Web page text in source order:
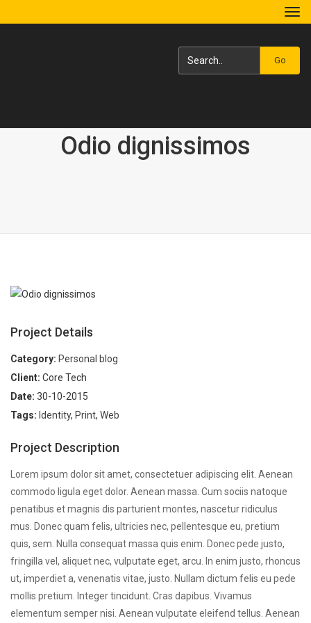
Go
Odio dignissimos
Project Details
Category: Personal blog
Client: Core Tech
Date: 30-10-2015
Tags: Identity, Print, Web
Project Description
Lorem ipsum dolor sit amet, consectetuer adipiscing elit. Aenean
commodo ligula eget dolor. Aenean massa. Cum sociis natoque
penatibus et magnis dis parturient montes, nascetur ridiculus
mus. Donec quam felis, ultricies nec, pellentesque eu, pretium
quis, sem. Nulla consequat massa quis enim. Donec pede justo,
fringilla vel, aliquet nec, vulputate eget, arcu. In enim justo, rhoncus
ut, imperdiet a, venenatis vitae, justo. Nullam dictum felis eu pede
mollis pretium. Integer tincidunt. Cras dapibus. Vivamus
elementum semper nisi. Aenean vulputate eleifend tellus. Aenean